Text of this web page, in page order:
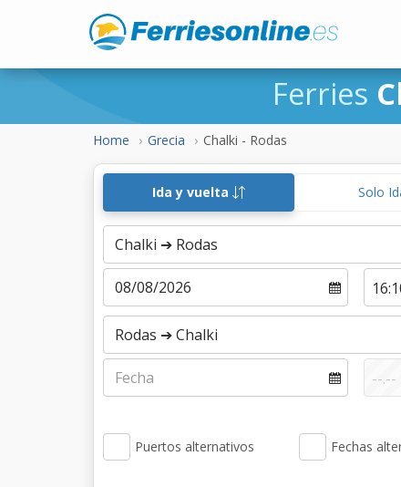
Ferries
Home Grecia Chalki - Rodas
Ida y vuelta Solo
Puertos alternativos Fechas